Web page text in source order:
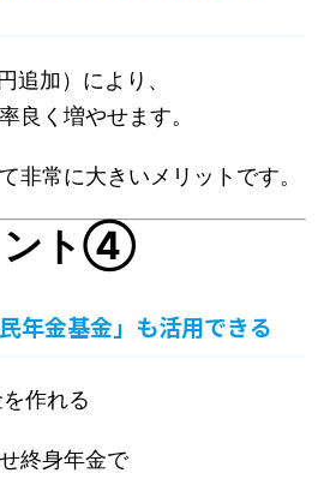
追加）により、
良く増やせます。
非常に大きいメリットです。
ント④
年金基金」も活用できる
作れる
終身年金で